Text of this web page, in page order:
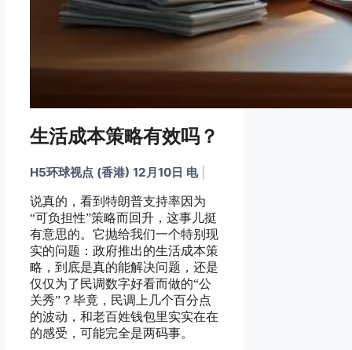
生活成本策略有效吗？
H5环球视点 (香港) 12月10日 电
说真的，看到特朗普支持率因为
“可负担性”策略而回升，这事儿挺
有意思的。它抛给我们一个特别现
实的问题：政府推出的生活成本策
略，到底是真的能解决问题，还是
仅仅为了民调数字好看而做的“公
关秀”？毕竟，民调上几个百分点
的波动，和老百姓钱包里实实在在
的感受，可能完全是两码事。